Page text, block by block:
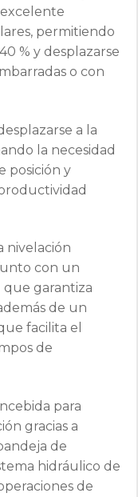
permitiendo
% y desplazarse
o con
a la
la necesidad
posición y
nivelación
con un
garantiza
de un
facilita el
de
para
gracias a
de
hidráulico de
de